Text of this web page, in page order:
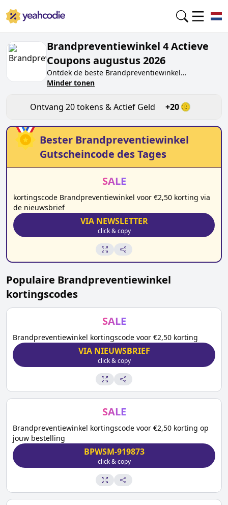
Brandpreventiewinkel 4 Actieve
Coupons augustus 2026
Ontdek de beste Brandpreventiewinkel
kortingscodes van vandaag voor
verdien tokens op brandpreventiewinkel.nl
de code te testen. Ontvang beloningen wanneer je
Brandpreventiewinkel kortingscodes indient en
andere kopers helpt besparen.
Minder tonen
Ontvang 20 tokens & Actief Geld +20
Bester Brandpreventiewinkel
Gutscheincode des Tages
SALE
kortingscode Brandpreventiewinkel voor €2,50 korting via
de nieuwsbrief
VIA NEWSLETTER
click & copy
Populaire Brandpreventiewinkel
kortingscodes
SALE
Brandpreventiewinkel kortingscode voor €2,50 korting
VIA NIEUWSBRIEF
click & copy
SALE
Brandpreventiewinkel kortingscode voor €2,50 korting op
jouw bestelling
BPWSM-919873
click & copy